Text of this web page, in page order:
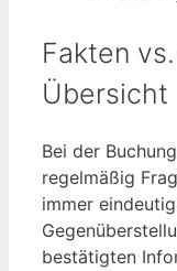
Fakten
Übersicht
Bei der
regelmäßig
immer
bestätigten